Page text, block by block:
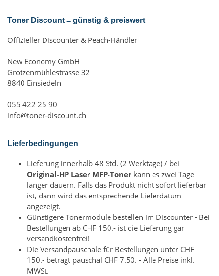
Toner Discount = günstig & preiswert
Offizieller Discounter & Peach-Händler
New Economy GmbH
Grotzenmühlestrasse 32
8840 Einsiedeln
055 422 25 90
info@toner-discount.ch
Lieferbedingungen
Lieferung innerhalb 48 Std. (2 Werktage) / bei
Original-HP Laser MFP-Toner kann es zwei Tage
länger dauern. Falls das Produkt nicht sofort lieferbar
ist, dann wird das entsprechende Lieferdatum
angezeigt.
Günstigere Tonermodule bestellen im Discounter - Bei
Bestellungen ab CHF 150.- ist die Lieferung gar
versandkostenfrei!
Die Versandpauschale für Bestellungen unter CHF
150.- beträgt pauschal CHF 7.50. - Alle Preise inkl.
MWSt.